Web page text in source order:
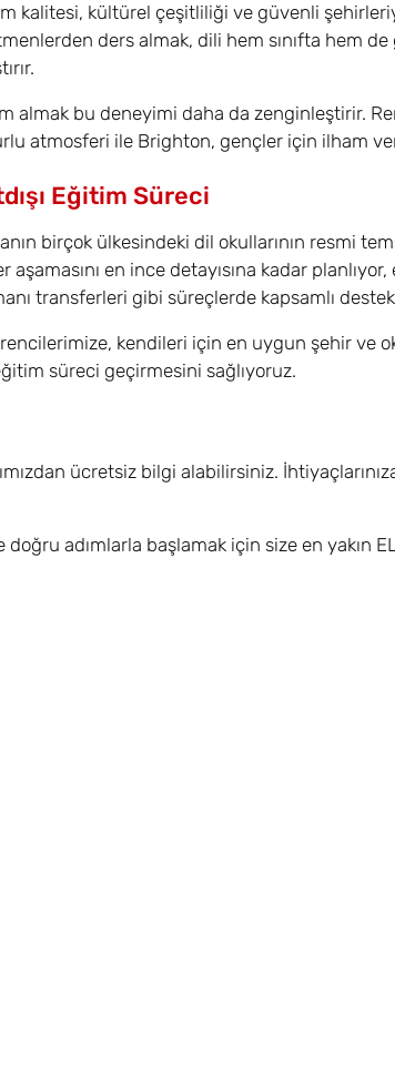
kalitesi, kültürel çeşitliliği ve güvenli
ders almak, dili hem sınıfta hem
bu deneyimi daha da zenginleştirir.
atmosferi ile Brighton, gençler için ilham
Eğitim Süreci
birçok ülkesindeki dil okullarının resmi
en ince detayısına kadar planlıyor,
transferleri gibi süreçlerde kapsamlı destek
kendileri için en uygun şehir ve
süreci geçirmesini sağlıyoruz.
ücretsiz bilgi alabilirsiniz.
adımlarla başlamak için size en yakın